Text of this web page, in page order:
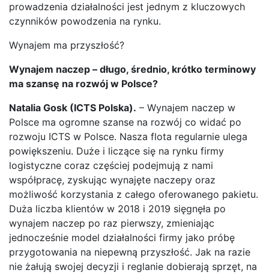
prowadzenia działalności jest jednym z kluczowych
czynników powodzenia na rynku.
Wynajem ma przyszłość?
Wynajem naczep – długo, średnio, krótko terminowy
ma szansę na rozwój w Polsce?
Natalia Gosk (ICTS Polska). – Wynajem naczep w
Polsce ma ogromne szanse na rozwój co widać po
rozwoju ICTS w Polsce. Nasza flota regularnie ulega
powiększeniu. Duże i liczące się na rynku firmy
logistyczne coraz częściej podejmują z nami
współpracę, zyskując wynajęte naczepy oraz
możliwość korzystania z całego oferowanego pakietu.
Duża liczba klientów w 2018 i 2019 sięgnęła po
wynajem naczep po raz pierwszy, zmieniając
jednocześnie model działalności firmy jako próbę
przygotowania na niepewną przyszłość. Jak na razie
nie żałują swojej decyzji i reglanie dobierają sprzęt, na